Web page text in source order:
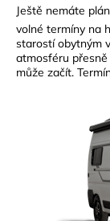
Ještě nemáte
volné termíny na
starostí obytným
atmosféru
může začít.